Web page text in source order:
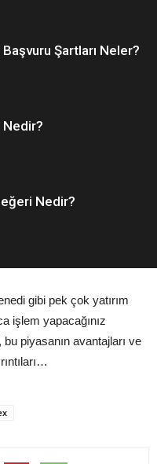
Şartları Neler?
Nedir?
gibi pek çok yatırım
işlem yapacağınız
piyasanın avantajları ve